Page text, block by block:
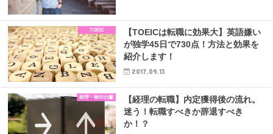
TOEIC
【TOEICは転職に効果大】英語嫌い
が独学45日で730点！方法と効果を
紹介します！
2017.09.13
経理・秘伝の書
【経理の転職】内定獲得後の流れ。
迷う！転職すべきか辞退すべき
か！？